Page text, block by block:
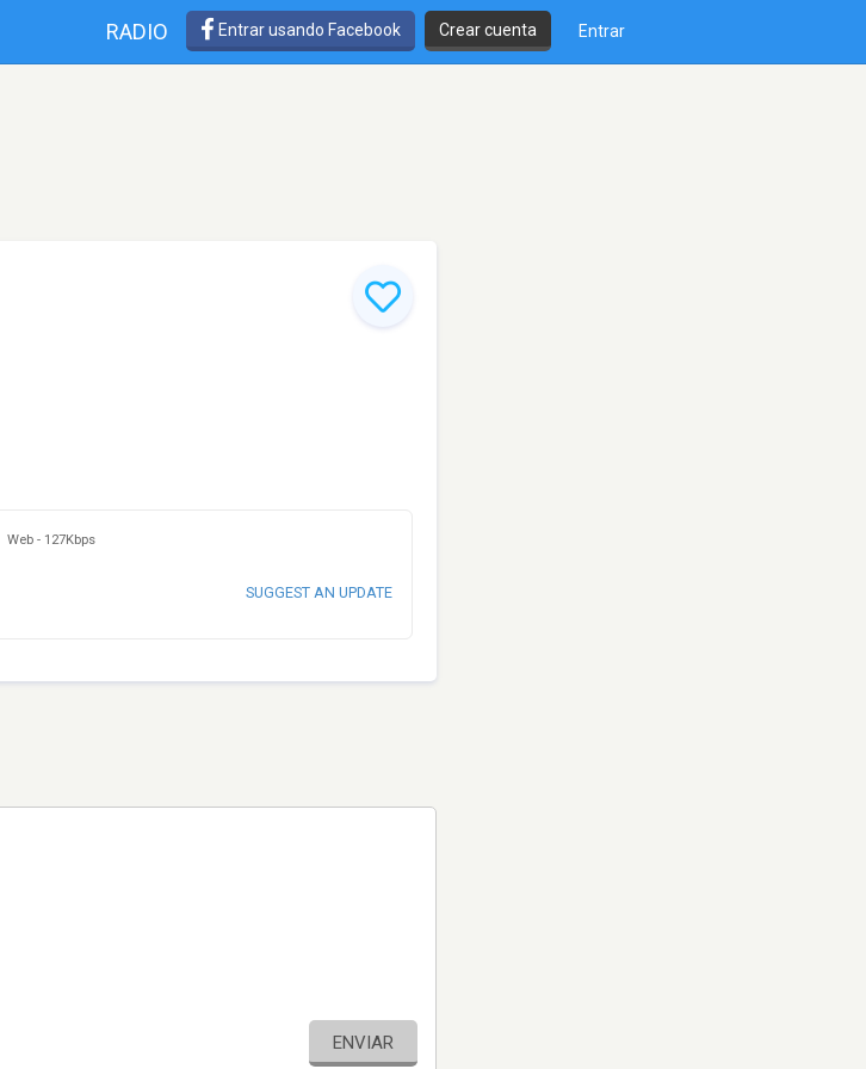
RADIO Entrar usando Facebook Crear cuenta Entrar
Web - 127Kbps
SUGGEST AN UPDATE
ENVIAR